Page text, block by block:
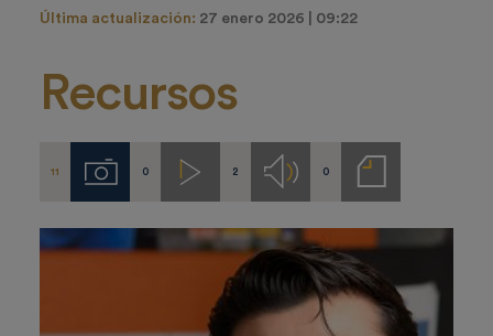
Última actualización: 27 enero 2026 | 09:22
Recursos
11 Imágenes
0 Videos2 Audios
0
Notas
de